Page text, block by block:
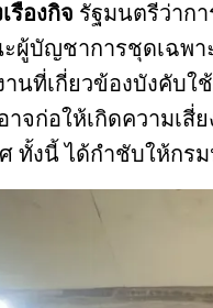
รืองกิจ รัฐมนตรีว่ากา
ผู้บัญชาการชุดเฉพา
นที่เกี่ยวข้องบังคับใ
จก่อให้เกิดความเสี่
ทั้งนี้ ได้กำชับให้กร